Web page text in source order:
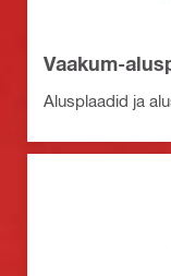
Vaakum-
Alusplaadid ja